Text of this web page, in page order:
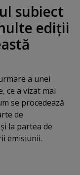
subiect
ediţii
a unei
ce a vizat mai
se procedează
de
la partea de
emisiunii.